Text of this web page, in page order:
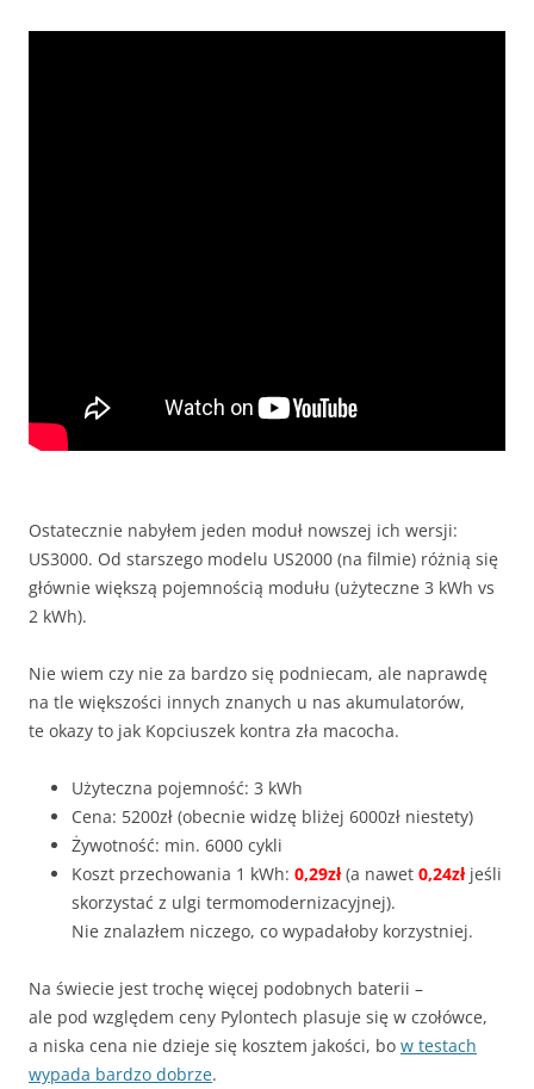
Ostatecznie nabyłem jeden moduł nowszej ich wersji:
US3000. Od starszego modelu US2000 (na filmie) różnią się
głównie większą pojemnością modułu (użyteczne 3 kWh vs
2 kWh).
Nie wiem czy nie za bardzo się podniecam, ale naprawdę
na tle większości innych znanych u nas akumulatorów,
te okazy to jak Kopciuszek kontra zła macocha.
Użyteczna pojemność: 3 kWh
Cena: 5200zł (obecnie widzę bliżej 6000zł niestety)
Żywotność: min. 6000 cykli
Koszt przechowania 1 kWh: 0,29zł(a nawet 0,24złjeśli
skorzystać z ulgi termomodernizacyjnej).
Nie znalazłem niczego, co wypadałoby korzystniej.
Na świecie jest trochę więcej podobnych baterii –
ale pod względem ceny Pylontech plasuje się w czołówce,
a niska cena nie dzieje się kosztem jakości, bo w testach
wypada bardzo dobrze.